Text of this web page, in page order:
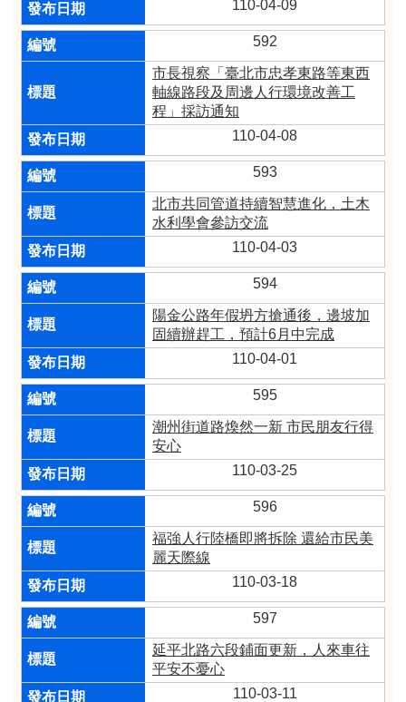
110-04-09
592
市長視察「臺北市忠孝東路等東西
軸線路段及周邊人行環境改善工
程」採訪通知
110-04-08
593
北市共同管道持續智慧進化，土木
水利學會參訪交流
110-04-03
594
陽金公路年假坍方搶通後，邊坡加
固續辦趕工，預計6月中完成
110-04-01
595
潮州街道路煥然一新 市民朋友行得
安心
110-03-25
596
福強人行陸橋即將拆除 還給市民美
麗天際線
110-03-18
597
延平北路六段鋪面更新，人來車往
平安不憂心
110-03-11